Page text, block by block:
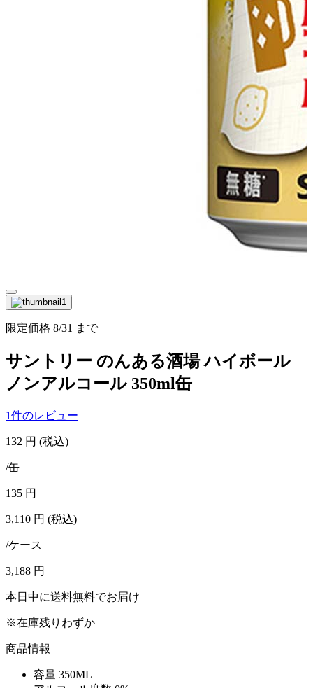
限定価格 8/31 まで
サントリー のんある酒場 ハイボール
ノンアルコール 350ml缶
1件のレビュー
132 円 (税込)
/缶
135 円
3,110 円 (税込)
/ケース
3,188 円
本日中に送料無料でお届け
※在庫残りわずか
商品情報
容量 350ML